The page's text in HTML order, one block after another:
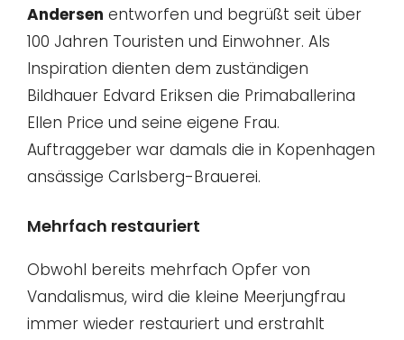
Andersen entworfen und begrüßt seit über
100 Jahren Touristen und Einwohner. Als
Inspiration dienten dem zuständigen
Bildhauer Edvard Eriksen die Primaballerina
Ellen Price und seine eigene Frau.
Auftraggeber war damals die in Kopenhagen
ansässige Carlsberg-Brauerei.
Mehrfach restauriert
Obwohl bereits mehrfach Opfer von
Vandalismus, wird die kleine Meerjungfrau
immer wieder restauriert und erstrahlt